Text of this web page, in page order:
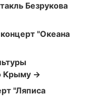
Безрукова
"Океана
Крыму →
"Ляписа